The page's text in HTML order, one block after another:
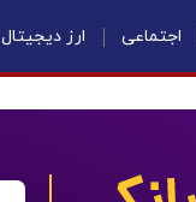
اجتماعی ارز دیجیتال